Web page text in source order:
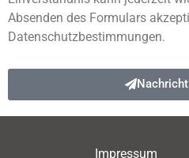
Absenden des Formulars
Datenschutzbestimmungen.
Impressum